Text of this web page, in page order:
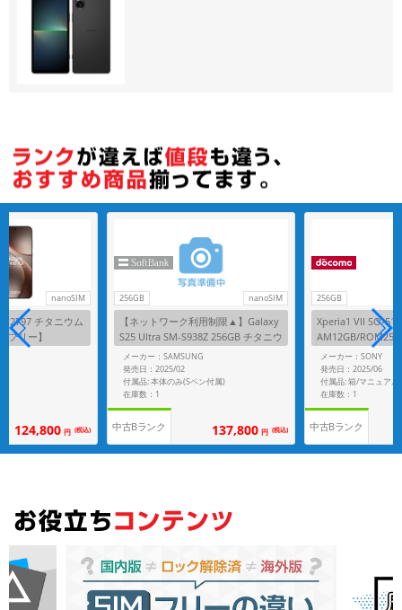
nanoSIM
チタニウム
フリー】
124,800 円 (税込)
256GB nanoSIM
【ネットワーク利用制限▲】Galaxy
S25 Ultra SM-S938Z 256GB チタニウ
ムシルバーブルー【SoftBank版 SIM
フリー】
メーカー：SAMSUNG
発売日：2025/02
付属品: 本体のみ(Sペン付属)
在庫数：1
中古Bランク 137,800 円 (税込)
256GB
Xperia1 VII SO-
AM12GB/
Mフリー】
メーカー：SONY
発売日：2025/06
付属品: 箱/マニュアル
在庫数：1
中古Bランク